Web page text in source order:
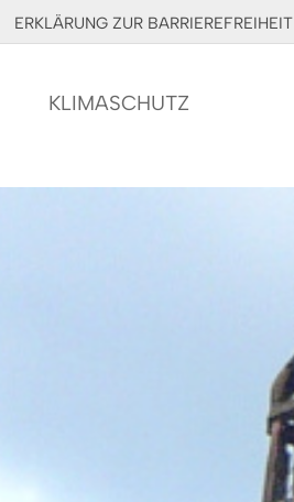
ERKLÄRUNG ZUR BARRIEREFREIHEIT
KLIMASCHUTZ